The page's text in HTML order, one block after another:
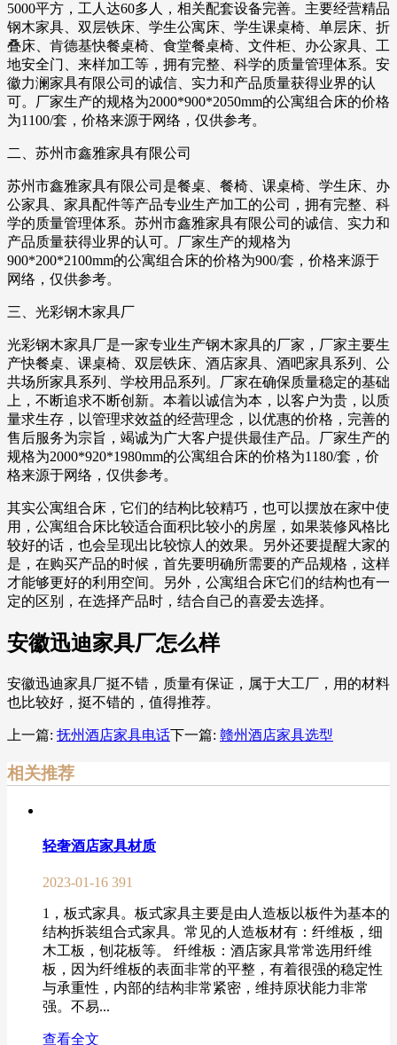
5000平方，工人达60多人，相关配套设备完善。主要经营精品
钢木家具、双层铁床、学生公寓床、学生课桌椅、单层床、折
叠床、肯德基快餐桌椅、食堂餐桌椅、文件柜、办公家具、工
地安全门、来样加工等，拥有完整、科学的质量管理体系。安
徽力澜家具有限公司的诚信、实力和产品质量获得业界的认
可。厂家生产的规格为2000*900*2050mm的公寓组合床的价格
为1100/套，价格来源于网络，仅供参考。
二、苏州市鑫雅家具有限公司
苏州市鑫雅家具有限公司是餐桌、餐椅、课桌椅、学生床、办
公家具、家具配件等产品专业生产加工的公司，拥有完整、科
学的质量管理体系。苏州市鑫雅家具有限公司的诚信、实力和
产品质量获得业界的认可。厂家生产的规格为
900*200*2100mm的公寓组合床的价格为900/套，价格来源于
网络，仅供参考。
三、光彩钢木家具厂
光彩钢木家具厂是一家专业生产钢木家具的厂家，厂家主要生
产快餐桌、课桌椅、双层铁床、酒店家具、酒吧家具系列、公
共场所家具系列、学校用品系列。厂家在确保质量稳定的基础
上，不断追求不断创新。本着以诚信为本，以客户为贵，以质
量求生存，以管理求效益的经营理念，以优惠的价格，完善的
售后服务为宗旨，竭诚为广大客户提供最佳产品。厂家生产的
规格为2000*920*1980mm的公寓组合床的价格为1180/套，价
格来源于网络，仅供参考。
其实公寓组合床，它们的结构比较精巧，也可以摆放在家中使
用，公寓组合床比较适合面积比较小的房屋，如果装修风格比
较好的话，也会呈现出比较惊人的效果。另外还要提醒大家的
是，在购买产品的时候，首先要明确所需要的产品规格，这样
才能够更好的利用空间。另外，公寓组合床它们的结构也有一
定的区别，在选择产品时，结合自己的喜爱去选择。
安徽迅迪家具厂怎么样
安徽迅迪家具厂挺不错，质量有保证，属于大工厂，用的材料
也比较好，挺不错的，值得推荐。
上一篇: 抚州酒店家具电话下一篇: 赣州酒店家具选型
相关推荐
轻奢酒店家具材质
2023-01-16 391
1，板式家具。板式家具主要是由人造板以板件为基本的
结构拆装组合式家具。常见的人造板材有：纤维板，细
木工板，刨花板等。 纤维板：酒店家具常常选用纤维
板，因为纤维板的表面非常的平整，有着很强的稳定性
与承重性，内部的结构非常紧密，维持原状能力非常
强。不易...
查看全文